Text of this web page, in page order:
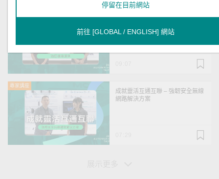
專家講座
成就靈活互通互聯 – 強韌安全無線
網路解決方案
停留在目前網站
前往 [GLOBAL / ENGLISH] 網站